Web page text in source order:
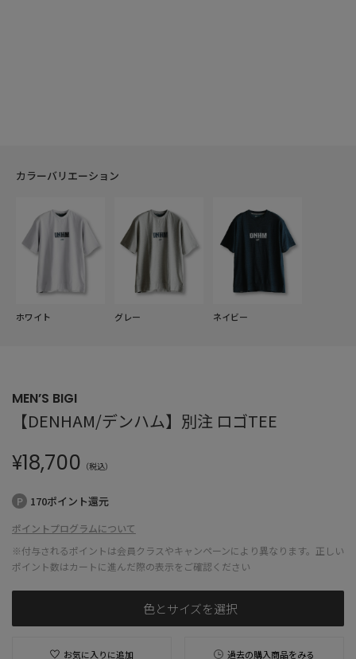
カラーバリエーション
ホワイト グレー ネイビー
MEN’S BIGI
【DENHAM/デンハム】別注 ロゴTEE
¥18,700 （税込）
170ポイント還元
ポイントプログラムについて
※付与されるポイントは会員クラスやキャンペーンにより異なります。正しい
ポイント数はカートに進んだ際の表示をご確認ください
色とサイズを選択
お気に入りに追加 過去の購入商品をみる